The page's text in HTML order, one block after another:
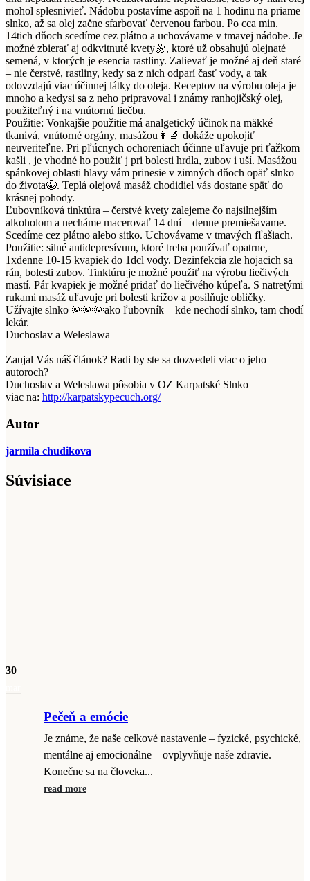
mohol splesnivieť. Nádobu postavíme aspoň na 1 hodinu na priame
slnko, až sa olej začne sfarbovať červenou farbou. Po cca min.
14tich dňoch scedíme cez plátno a uchovávame v tmavej nádobe. Je
možné zbierať aj odkvitnuté kvety🌼, ktoré už obsahujú olejnaté
semená, v ktorých je esencia rastliny. Zalievať je možné aj deň staré
– nie čerstvé, rastliny, kedy sa z nich odparí časť vody, a tak
odovzdajú viac účinnej látky do oleja. Receptov na výrobu oleja je
mnoho a kedysi sa z neho pripravoval i známy ranhojičský olej,
použiteľný i na vnútornú liečbu.
Použitie: Vonkajšie použitie má analgetický účinok na mäkké
tkanivá, vnútorné orgány, masážou 👩‍🔬 dokáže upokojiť
neuveriteľne. Pri pľúcnych ochoreniach účinne uľavuje pri ťažkom
kašli , je vhodné ho použiť j pri bolesti hrdla, zubov i uší. Masážou
spánkovej oblasti hlavy vám prinesie v zimných dňoch opäť slnko
do života🤩. Teplá olejová masáž chodidiel vás dostane späť do
krásnej pohody.
Ľubovníková tinktúra – čerstvé kvety zalejeme čo najsilnejším
alkoholom a necháme macerovať 14 dní – denne premiešavame.
Scedíme cez plátno alebo sitko. Uchovávame v tmavých fľašiach.
Použitie: silné antidepresívum, ktoré treba používať opatrne,
1xdenne 10-15 kvapiek do 1dcl vody. Dezinfekcia zle hojacich sa
rán, bolesti zubov. Tinktúru je možné použiť na výrobu liečivých
mastí. Pár kvapiek je možné pridať do liečivého kúpeľa. S natretými
rukami masáž uľavuje pri bolesti krížov a posilňuje obličky.
Užívajte slnko 🌞🌞🌞ako ľubovník – kde nechodí slnko, tam chodí
lekár.
Duchoslav a Weleslawa
Zaujal Vás náš článok? Radi by ste sa dozvedeli viac o jeho
autoroch?
Duchoslav a Weleslawa pôsobia v OZ Karpatské Slnko
viac na: http://karpatskypecuch.org/
Autor
jarmila chudikova
Súvisiace
30
Pečeň a emócie
Je známe, že naše celkové nastavenie – fyzické, psychické,
mentálne aj emocionálne – ovplyvňuje naše zdravie.
Konečne sa na človeka...
read more